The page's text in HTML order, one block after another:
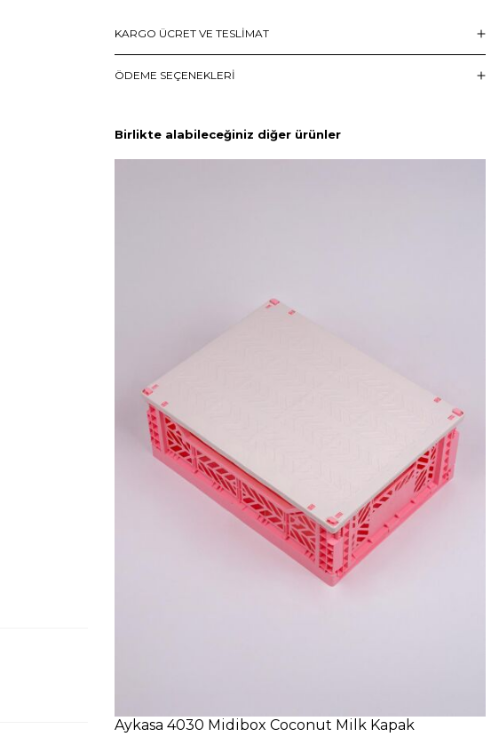
KARGO ÜCRET VE TESLİMAT
ÖDEME SEÇENEKLERI
Birlikte alabileceğiniz diğer ürünler
Aykasa 4030 Midibox Coconut Milk Kapak